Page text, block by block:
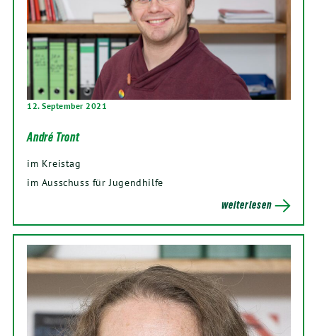
12. September 2021
André Tront
im Kreistag
im Ausschuss für Jugendhilfe
weiterlesen